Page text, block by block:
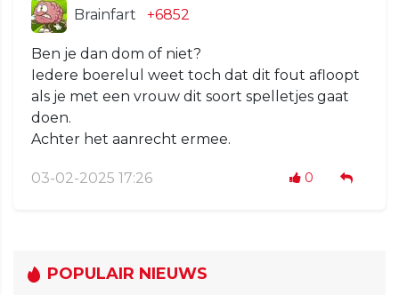
Brainfart +6852
Ben je dan dom of niet?
Iedere boerelul weet toch dat dit fout afloopt
als je met een vrouw dit soort spelletjes gaat
doen.
Achter het aanrecht ermee.
03-02-2025 17:26 0
POPULAIR NIEUWS